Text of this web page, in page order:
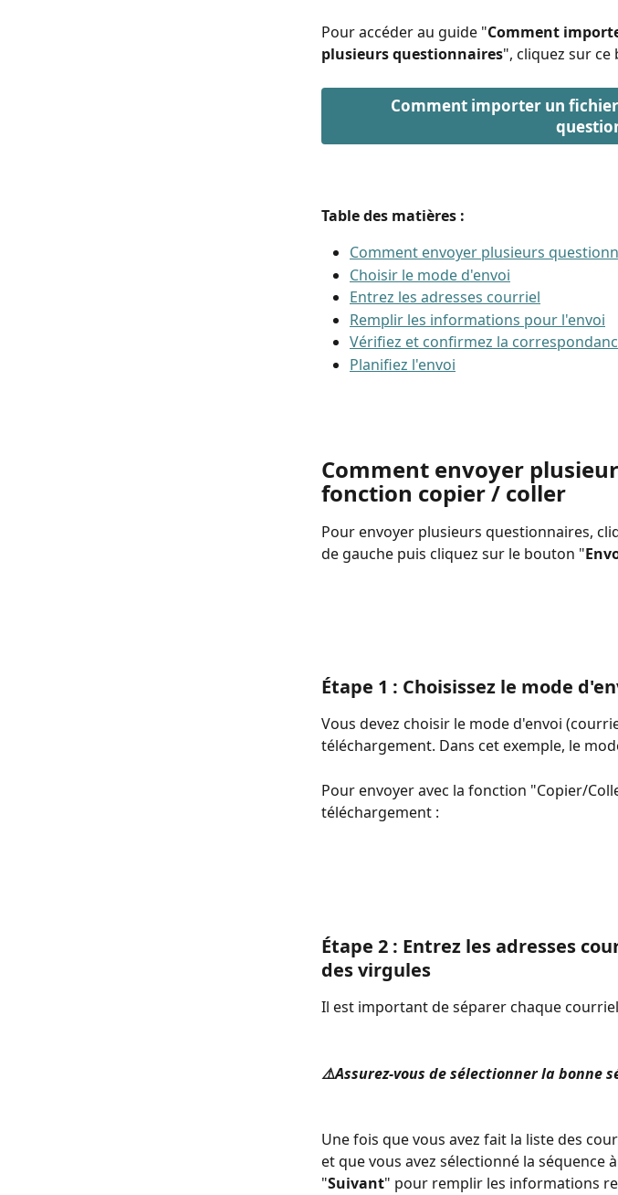
Pour accéder au guide "Comment
plusieurs questionnaires", cliquez sur ce
Comment importer un
Table des matières :
Comment envoyer plusieurs
Choisir le mode d'envoi
Entrez les adresses courriel
Remplir les informations pour l'envoi
Vérifiez et confirmez la
Planifiez l'envoi
Comment envoyer
fonction copier / coller
Pour envoyer plusieurs questionnaires,
de gauche puis cliquez sur le bouton "
Étape 1 : Choisissez le mode
Vous devez choisir le mode d'envoi
téléchargement. Dans cet exemple, le
Pour envoyer avec la fonction "Copier/
téléchargement :
Étape 2 : Entrez les adresses
des virgules
Il est important de séparer chaque
⚠️Assurez-vous de sélectionner la bonne
Une fois que vous avez fait la liste des
et que vous avez sélectionné la séquence
"Suivant" pour remplir les informations